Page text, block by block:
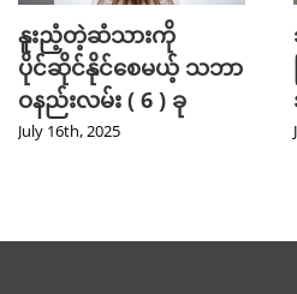
နူးညံ့တဲ့ဆံသားကို
ပိုင်ဆိုင်နိုင်စေမယ့် သဘာ
ဝနည်းလမ်း ( 6 ) ခု
July 16th, 2025